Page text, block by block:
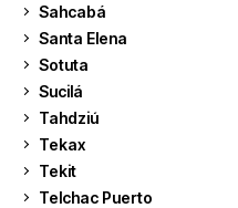
Sahcabá
Santa Elena
Sotuta
Sucilá
Tahdziú
Tekax
Tekit
Telchac Puerto